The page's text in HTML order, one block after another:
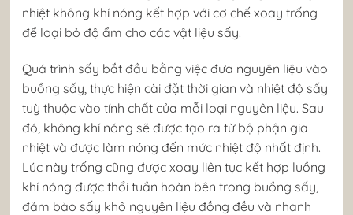
nhiệt không khí nóng kết hợp với cơ chế xoay trống
để loại bỏ độ ẩm cho các vật liệu sấy.
Quá trình sấy bắt đầu bằng việc đưa nguyên liệu vào
buồng sấy, thực hiện cài đặt thời gian và nhiệt độ sấy
tuỳ thuộc vào tính chất của mỗi loại nguyên liệu. Sau
đó, không khí nóng sẽ được tạo ra từ bộ phận gia
nhiệt và được làm nóng đến mức nhiệt độ nhất định.
Lúc này trống cũng được xoay liên tục kết hợp luồng
khí nóng được thổi tuần hoàn bên trong buồng sấy,
đảm bảo sấy khô nguyên liệu đồng đều và nhanh